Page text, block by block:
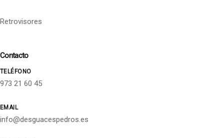
Retrovisores
Contacto
TELÉFONO
973 21 60 45
EMAIL
info@desguacespedros.es